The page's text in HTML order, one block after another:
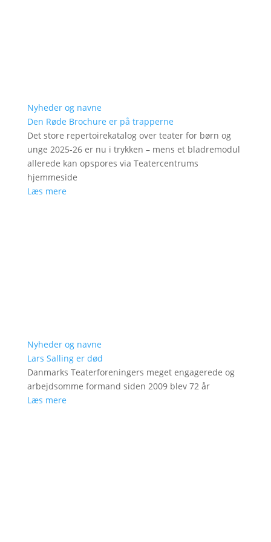
Nyheder og navne
Den Røde Brochure er på trapperne
Det store repertoirekatalog over teater for børn og
unge 2025-26 er nu i trykken – mens et bladremodul
allerede kan opspores via Teatercentrums
hjemmeside
Læs mere
Nyheder og navne
Lars Salling er død
Danmarks Teaterforeningers meget engagerede og
arbejdsomme formand siden 2009 blev 72 år
Læs mere